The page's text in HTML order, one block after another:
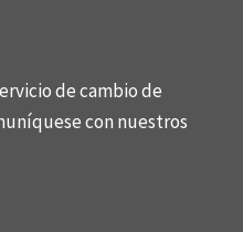
de cambio de
con nuestros